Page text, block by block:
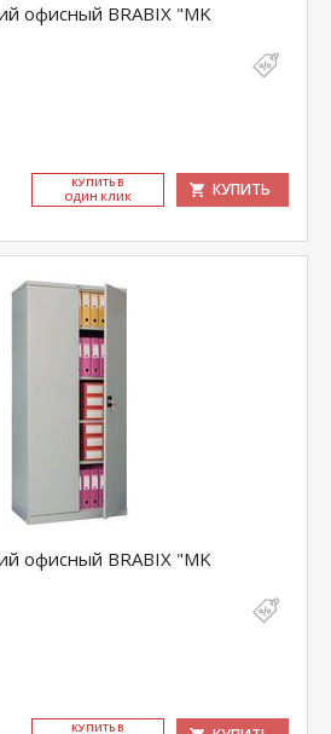
офисный BRABIX "MK
КУ­ПИТЬ В
ОДИН КЛИК
КУПИТЬ
офисный BRABIX "MK
КУ­ПИТЬ В